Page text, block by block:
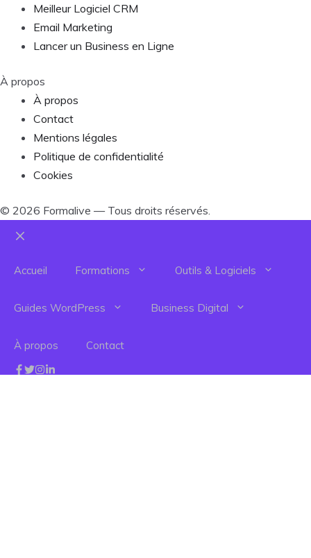
Meilleur Logiciel CRM
Email Marketing
Lancer un Business en Ligne
À propos
À propos
Contact
Mentions légales
Politique de confidentialité
Cookies
© 2026 Formalive — Tous droits réservés.
Accueil Formations Outils & Logiciels
Guides WordPress Business Digital
À propos Contact